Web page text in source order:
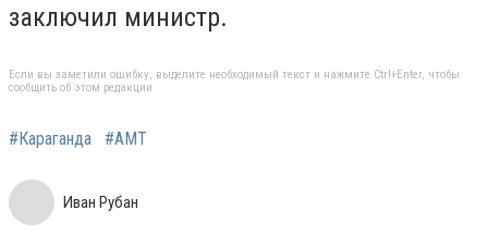
заключил министр.
Если вы заметили ошибку, выделите необходимый текст и нажмите Ctrl+Enter, чтобы
сообщить об этом редакции
#Караганда #АМТ
Иван Рубан